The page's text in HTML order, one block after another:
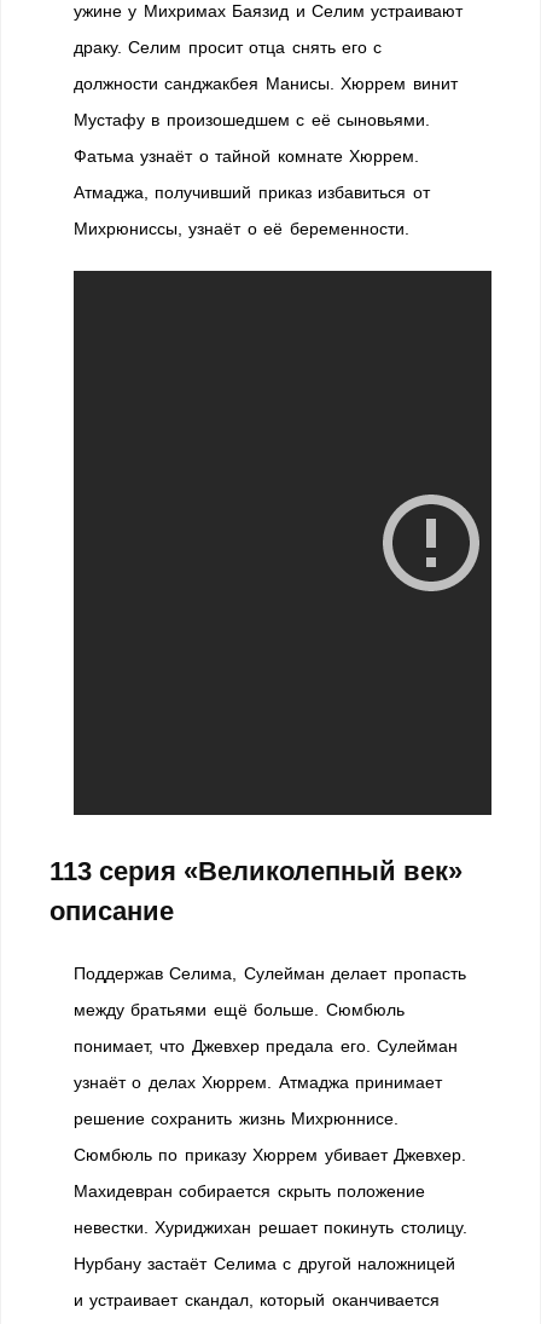
ужине у Михримах Баязид и Селим устраивают
драку. Селим просит отца снять его с
должности санджакбея Манисы. Хюррем винит
Мустафу в произошедшем с её сыновьями.
Фатьма узнаёт о тайной комнате Хюррем.
Атмаджа, получивший приказ избавиться от
Михрюниссы, узнаёт о её беременности.
113 серия «Великолепный век»
описание
Поддержав Селима, Сулейман делает пропасть
между братьями ещё больше. Сюмбюль
понимает, что Джевхер предала его. Сулейман
узнаёт о делах Хюррем. Атмаджа принимает
решение сохранить жизнь Михрюннисе.
Сюмбюль по приказу Хюррем убивает Джевхер.
Махидевран собирается скрыть положение
невестки. Хуриджихан решает покинуть столицу.
Нурбану застаёт Селима с другой наложницей
и устраивает скандал, который оканчивается